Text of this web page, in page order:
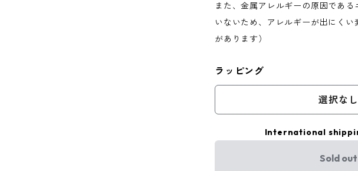
また、金属アレルギーの原因であ
いないため、アレルギーが出にく
があります）
ラッピング
選択なし
International
Sold out